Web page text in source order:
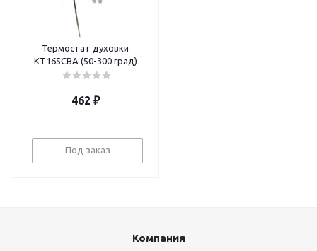
Термостат духовки
KT165CBA (50-300 град)
462 ₽
Под заказ
Компания